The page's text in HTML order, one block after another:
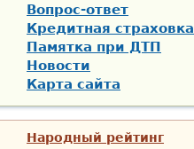
Вопрос-ответ
Кредитная страховка
Памятка при ДТП
Новости
Карта сайта
Народный рейтинг